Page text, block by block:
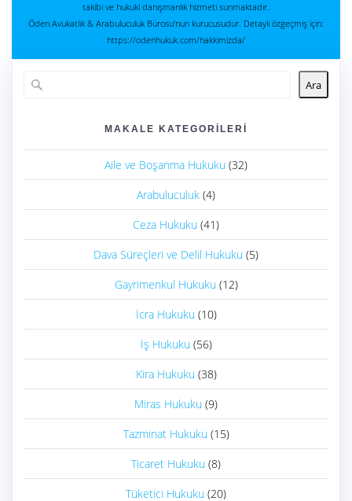
takibi ve hukuki danışmanlık hizmeti sunmaktadır.
Öden Avukatlık & Arabuluculuk Bürosu'nun kurucusudur. Detaylı özgeçmiş için:
https://odenhukuk.com/hakkimizda/
Ara
MAKALE KATEGORILERI
Aile ve Boşanma Hukuku (32)
Arabuluculuk (4)
Ceza Hukuku (41)
Dava Süreçleri ve Delil Hukuku (5)
Gayrimenkul Hukuku (12)
İcra Hukuku (10)
İş Hukuku (56)
Kira Hukuku (38)
Miras Hukuku (9)
Tazminat Hukuku (15)
Ticaret Hukuku (8)
Tüketici Hukuku (20)